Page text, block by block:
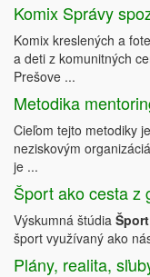
Komix Správy
Komix kreslených a
a deti z komunitných
Prešove ...
Metodika
Cieľom tejto metodiky
neziskovým
je ...
Šport ako cesta z
Výskumná štúdia
šport využívaný ako
Plány, realita,